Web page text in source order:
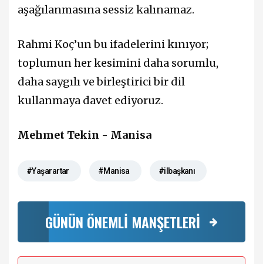
aşağılanmasına sessiz kalınamaz.
Rahmi Koç’un bu ifadelerini kınıyor;
toplumun her kesimini daha sorumlu,
daha saygılı ve birleştirici bir dil
kullanmaya davet ediyoruz.
Mehmet Tekin - Manisa
#Yaşarartar #Manisa #ilbaşkanı
GÜNÜN ÖNEMLİ MANŞETLERİ